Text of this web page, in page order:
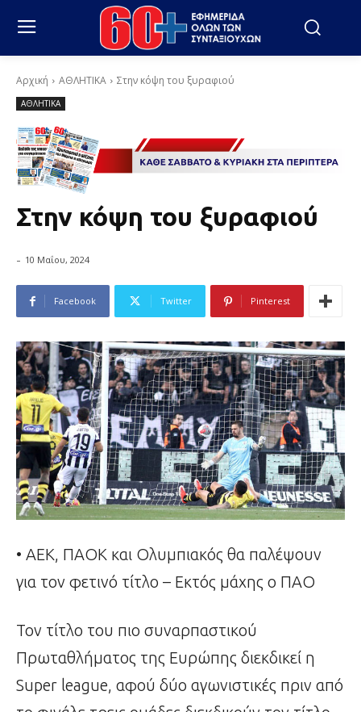
Αρχική ΑΘΛΗΤΙΚΑ Στην κόψη του ξυραφιού
ΑΘΛΗΤΙΚΑ
Στην κόψη του ξυραφιού
- 10 Μαΐου, 2024
Facebook Twitter Pinterest
• ΑΕΚ, ΠΑΟΚ και Ολυμπιακός θα παλέψουν
για τον φετινό τίτλο – Εκτός μάχης ο ΠΑΟ
Τον τίτλο του πιο συναρπαστικού
Πρωταθλήματος της Ευρώπης διεκδικεί η
Super league, αφού δύο αγωνιστικές πριν από